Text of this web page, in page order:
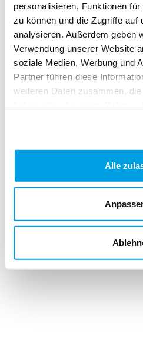
personalisieren, Funktionen
zu können und die Zugriffe auf
analysieren. Außerdem geben
Verwendung unserer Website
soziale Medien, Werbung und
Partner führen diese
weiteren Daten zusammen,
Alle